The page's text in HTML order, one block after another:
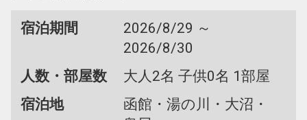
宿泊期間
2026/8/29 ～
2026/8/30
人数・部屋数
大人2名 子供0名 1部屋
宿泊地
函館・湯の川・大沼・